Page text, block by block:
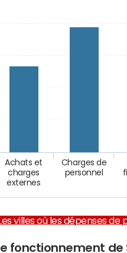
Achats et
charges
externes
Charges de
personnel
villes où les dépenses
fonctionnement